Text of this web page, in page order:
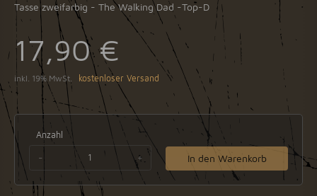
Tasse zweifarbig - The Walking Dad -Top-D
17,90 €
inkl. 19% MwSt. kostenloser Versand
Anzahl
- + In den Warenkorb